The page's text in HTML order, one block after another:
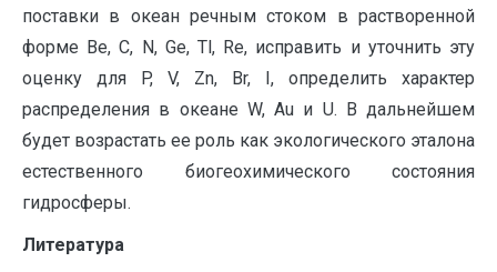
поставки в океан речным стоком в растворенной
форме Be, C, N, Ge, Tl, Re, исправить и уточнить эту
оценку для P, V, Zn, Br, I, определить характер
распределения в океане W, Au и U. В дальнейшем
будет возрастать ее роль как экологического эталона
естественного биогеохимического состояния
гидросферы.
Литература